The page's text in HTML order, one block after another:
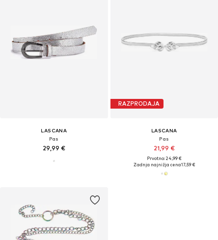
LASCANA
Pas
29,99 €
RAZPRODAJA
LASCANA
Pas
21,99 €
Prvotno: 24,99 €
Zadnja najnižja cena17,59 €